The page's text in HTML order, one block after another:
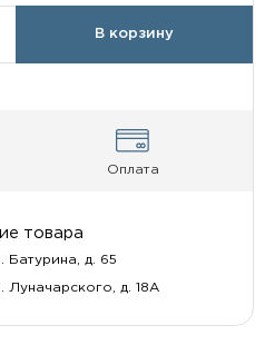
В корзину
Оплата
товара
Батурина, д. 65
Луначарского, д. 18А